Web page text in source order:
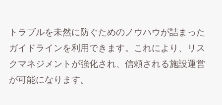
トラブルを未然に防ぐためのノウハウが詰まった
ガイドラインを利用できます。これにより、リス
クマネジメントが強化され、信頼される施設運営
が可能になります。